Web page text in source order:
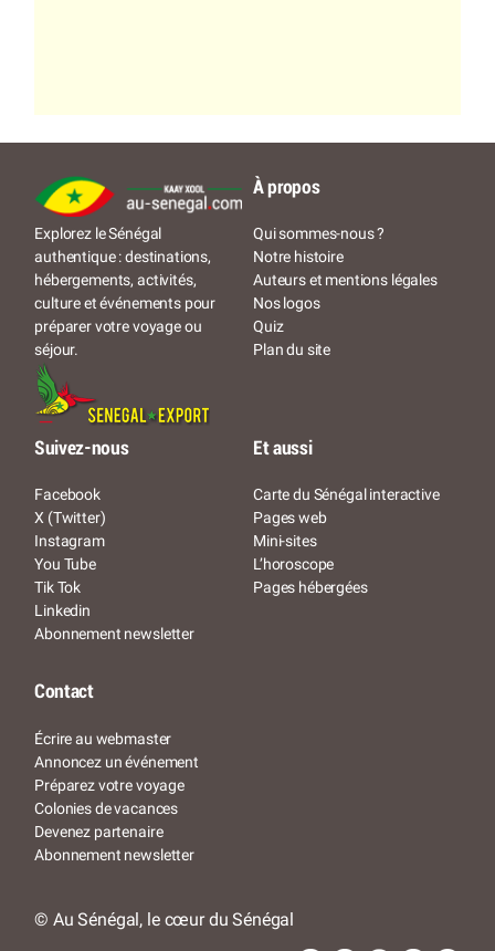
Explorez le Sénégal
authentique : destinations,
hébergements, activités,
culture et événements pour
préparer votre voyage ou
séjour.
À propos
Qui sommes-nous ?
Notre histoire
Auteurs et mentions légales
Nos logos
Quiz
Plan du site
Suivez-nous
Facebook
X (Twitter)
Instagram
You Tube
Tik Tok
Linkedin
Abonnement newsletter
Et aussi
Carte du Sénégal interactive
Pages web
Mini-sites
L’horoscope
Pages hébergées
Contact
Écrire au webmaster
Annoncez un événement
Préparez votre voyage
Colonies de vacances
Devenez partenaire
Abonnement newsletter
© Au Sénégal, le cœur du Sénégal